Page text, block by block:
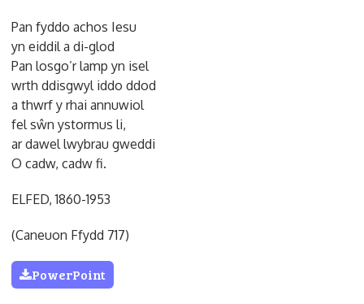
Pan fyddo achos Iesu
yn eiddil a di-glod
Pan losgo’r lamp yn isel
wrth ddisgwyl iddo ddod
a thwrf y rhai annuwiol
fel sŵn ystormus li,
ar dawel lwybrau gweddi
O cadw, cadw fi.
ELFED, 1860-1953
(Caneuon Ffydd 717)
PowerPoint